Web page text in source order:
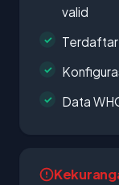
valid
Data